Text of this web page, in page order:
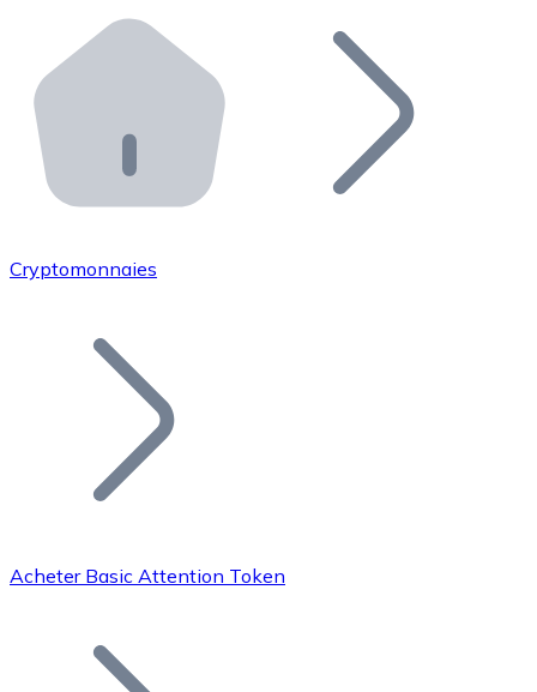
Distributeurs automatiques Bitnovo
Intégrez un ATM Bitnovo dans votre entreprise et
API Bitnovo
Intégrez notre API dans votre écosystème.
Rejoignez notre réseau de distributeurs et
Ajoutez le token de votre projet à notre service
Bitcoin
Cryptomonnaies
Acheter Basic Attention Token